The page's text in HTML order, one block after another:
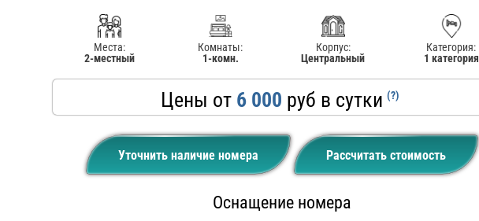
Места:
2-местный
Комнаты:
1-комн.
Корпус:
Центральный
Категория:
1 категория
Цены от 6 000 руб в сутки (?)
Уточнить наличие номера Рассчитать стоимость
Оснащение номера